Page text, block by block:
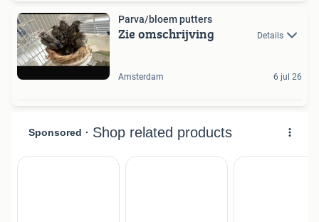
Parva/bloem putters
Zie omschrijving Details
Amsterdam 6 jul 26